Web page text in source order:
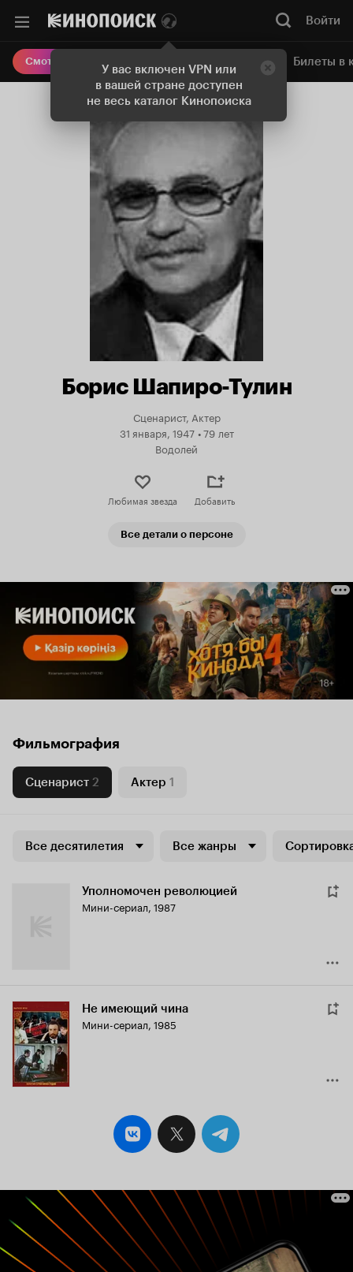
У вас включен VPN или
в вашей стране доступен
не весь каталог Кинопоиска
Войти
Смотреть кино Онлайн-кинотеатр Билеты в
Борис Шапиро-Тулин
Сценарист, Актер
31 января, 1947 •79 лет
Водолей
Любимая звезда Добавить
Все детали о персоне
Фильмография
Сценарист 2 Актер 1
Все десятилетия Все жанры
Уполномочен революцией
Мини-сериал, 1987
Не имеющий чина
Мини-сериал, 1985